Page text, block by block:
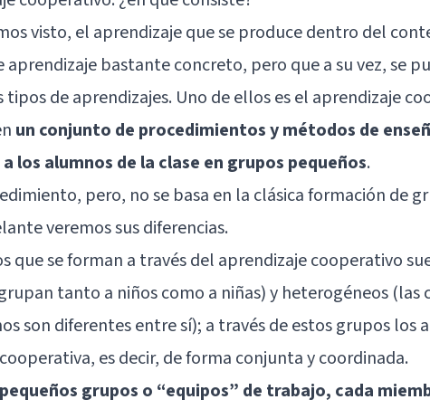
visto, el aprendizaje que se produce dentro del
aprendizaje bastante concreto, pero que a su vez, se
tipos de aprendizajes. Uno de ellos es el aprendizaje
un conjunto de procedimientos y métodos de
los alumnos de la clase en grupos pequeños.
pero, no se basa en la clásica formación de
veremos sus diferencias.
que se forman a través del aprendizaje cooperativo
tanto a niños como a niñas) y heterogéneos (las
son diferentes entre sí); a través de estos grupos los
es decir, de forma conjunta y coordinada.
grupos o “equipos” de trabajo, cada